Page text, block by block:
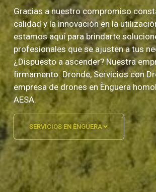
Gracias a nuestro compromiso
calidad y la innovación en la
estamos aquí para brindarte
profesionales que se ajusten a tus
¿Dispuesto a ascender? Nuestra
firmamento. Dronde, Servicios con
empresa de drones en Ènguera
AESA.
SERVICIOS EN ÈNGUERA